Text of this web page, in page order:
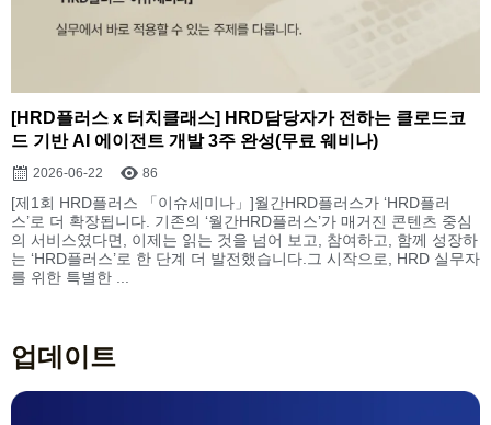
[HRD플러스 x 터치클래스] HRD담당자가 전하는 클로드코
드 기반 AI 에이전트 개발 3주 완성(무료 웨비나)
2026-06-22 86
[제1회 HRD플러스 「이슈세미나」]월간HRD플러스가 ‘HRD플러
스’로 더 확장됩니다. 기존의 ‘월간HRD플러스’가 매거진 콘텐츠 중심
의 서비스였다면, 이제는 읽는 것을 넘어 보고, 참여하고, 함께 성장하
는 ‘HRD플러스’로 한 단계 더 발전했습니다.그 시작으로, HRD 실무자
를 위한 특별한 ...
업데이트